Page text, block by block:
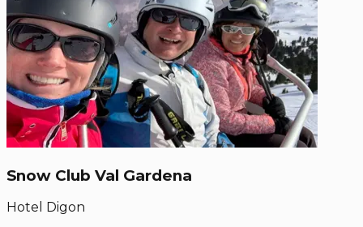
Snow Club Val Gardena
Hotel Digon